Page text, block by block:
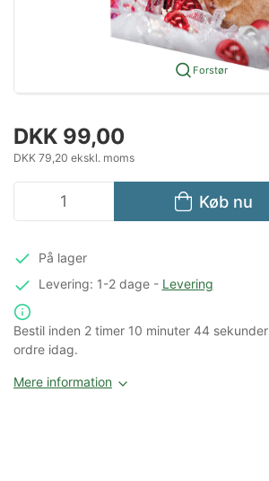
Forstør
DKK 99,00
DKK 79,20 ekskl. moms
Køb nu
På lager
Levering: 1-2 dage- Levering
Bestil inden 2 timer 10 minuter 44 sekunder
ordre idag.
Mere information